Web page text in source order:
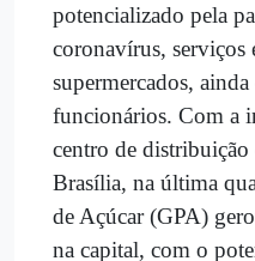
potencializado pela
coronavírus, serviços
supermercados,
funcionários. Com a
centro de distribuição
Brasília, na última
de Açúcar (GPA)
na capital, com o